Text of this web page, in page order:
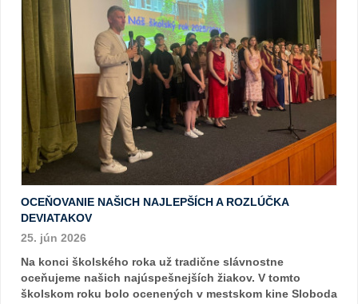
OCEŇOVANIE NAŠICH NAJLEPŠÍCH A ROZLÚČKA
DEVIATAKOV
25. jún 2026
Na konci školského roka už tradične slávnostne
oceňujeme našich najúspešnejších žiakov. V tomto
školskom roku bolo ocenených v mestskom kine Sloboda